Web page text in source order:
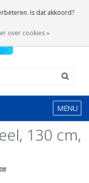
0 Artikelen
MENU
130 cm,
Is dat akkoord?
over cookies »